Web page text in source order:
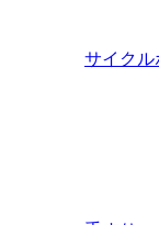
サイクル